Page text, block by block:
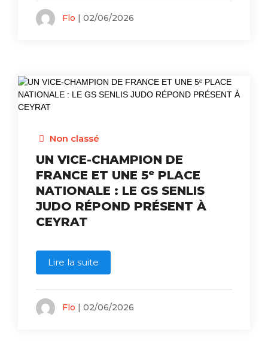
Flo | 02/06/2026
Non classé
UN VICE-CHAMPION DE
FRANCE ET UNE 5ᵉ PLACE
NATIONALE : LE GS SENLIS
JUDO RÉPOND PRÉSENT À
CEYRAT
Lire la suite
Flo | 02/06/2026